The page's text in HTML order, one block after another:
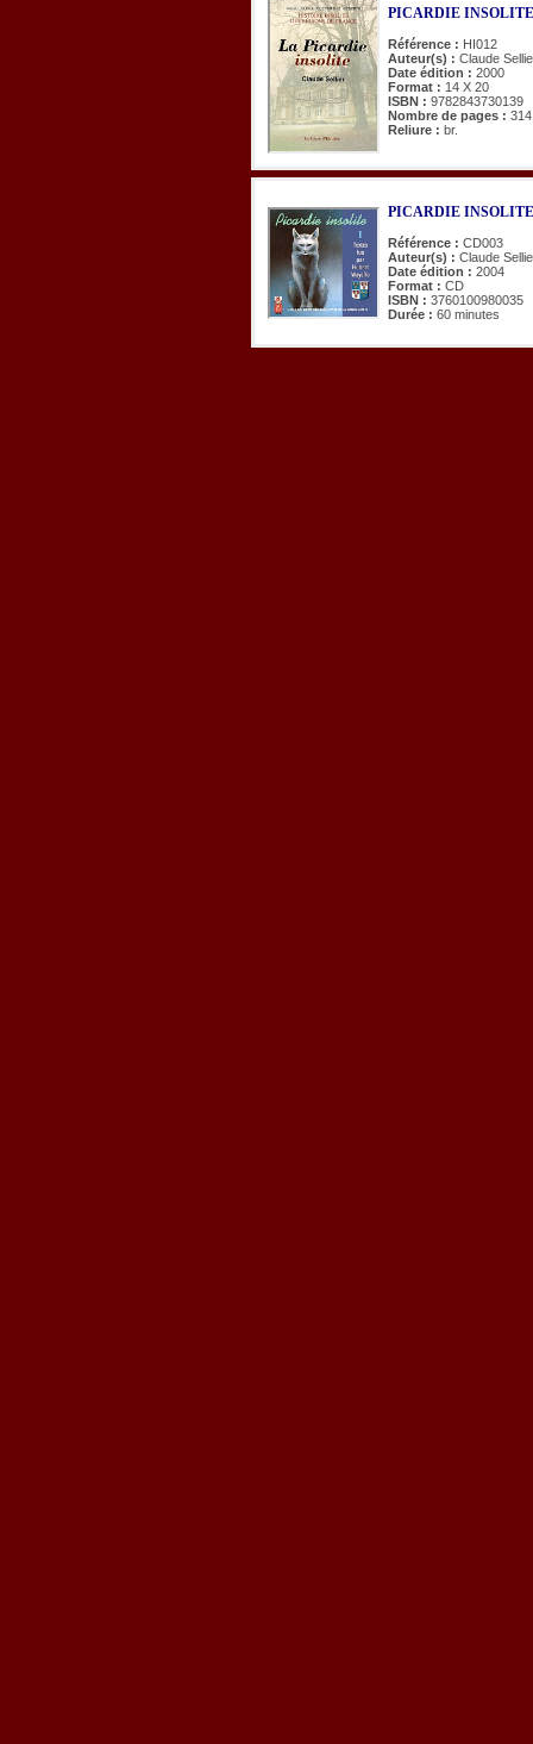
PICARDIE
Référence : HI012
Auteur(s) : Claude
Date édition : 2000
Format : 14 X 20
ISBN : 9782843730139
Nombre de pages : 314
Reliure : br.
PICARDIE
Référence : CD003
Auteur(s) : Claude
Date édition : 2004
Format : CD
ISBN : 3760100980035
Durée : 60 minutes